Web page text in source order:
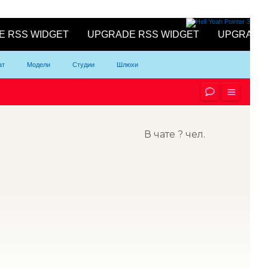
Модели Студии Шлюхи